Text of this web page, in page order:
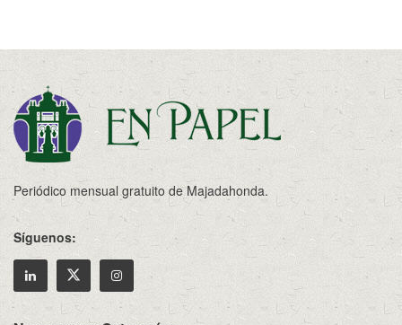
Periódico mensual gratuito de Majadahonda.
Síguenos: